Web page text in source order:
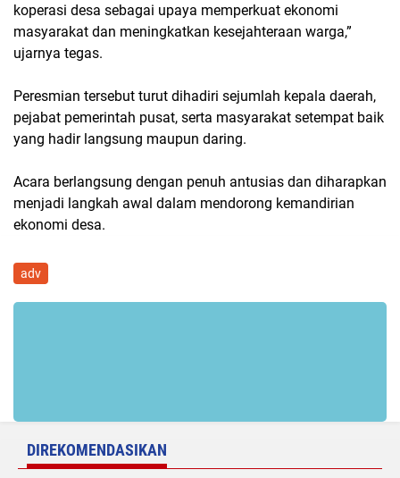
koperasi desa sebagai upaya memperkuat ekonomi
masyarakat dan meningkatkan kesejahteraan warga,”
ujarnya tegas.
Peresmian tersebut turut dihadiri sejumlah kepala daerah,
pejabat pemerintah pusat, serta masyarakat setempat baik
yang hadir langsung maupun daring.
Acara berlangsung dengan penuh antusias dan diharapkan
menjadi langkah awal dalam mendorong kemandirian
ekonomi desa.
adv
DIREKOMENDASIKAN